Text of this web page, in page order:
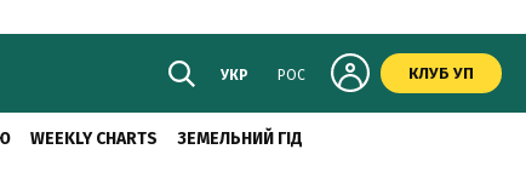
УКР РОС КЛУБ УП
WEEKLY CHARTS ЗЕМЕЛЬНИЙ ГІД